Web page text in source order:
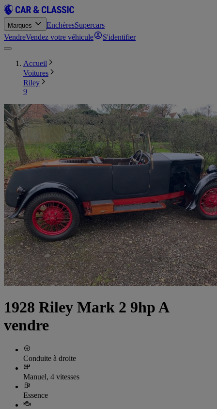
Marques EnchèresSupercars
VendreVendez votre véhicule S'identifier
Accueil
Voitures
Riley
9
1928 Riley Mark 2 9hp A
vendre
Conduite à droite
Manuel, 4 vitesses
Essence